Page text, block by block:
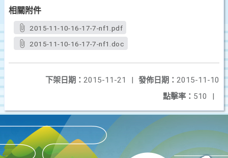
相關附件
2015-11-10-16-17-7-nf1.pdf
2015-11-10-16-17-7-nf1.doc
發佈日期： 2015-11-10
下架日期： 2015-11-21
|
點擊率： 510 |